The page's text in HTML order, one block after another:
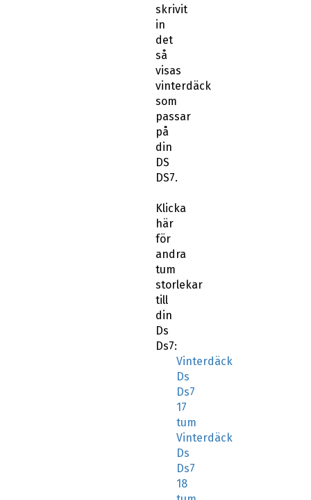
in
det
så
visas
vinterdäck
som
passar
på
din
DS
DS7.
här
för
andra
tum
storlekar
till
din
Ds
Ds7:
Ds
Ds7
17
tum
Vinterdäck
Ds
Ds7
18
tum
Vinterdäck